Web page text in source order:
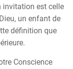
invitation est celle
un enfant de
définition que
Conscience